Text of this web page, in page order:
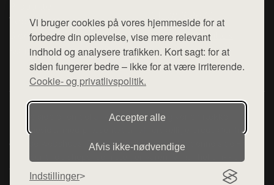
Vi bruger cookies på vores hjemmeside for at
forbedre din oplevelse, vise mere relevant
indhold og analysere trafikken. Kort sagt: for at
siden fungerer bedre – ikke for at være irriterende.
Cookie- og privatlivspolitik.
Accepter alle
Afvis ikke‑nødvendige
Indstillinger
Top Rabatter
Blog
Kontakt
Mail: hej@want.dk
Cookie- og privatlivspolitik
Denne side er en del af want.dk, der udgiver en række
hjemmesider med præsentation af forskellige produkter fra
diverse webshops. Der sælges ikke varer fra denne side - vi
henviser til de shops, som sælger varen. Vi har heller ikke
varerne på lager.